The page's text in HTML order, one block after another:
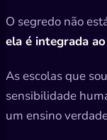
O segredo não
ela é integrada
As escolas que
sensibilidade
um ensino